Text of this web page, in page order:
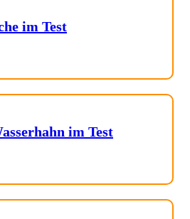
im Test
im Test